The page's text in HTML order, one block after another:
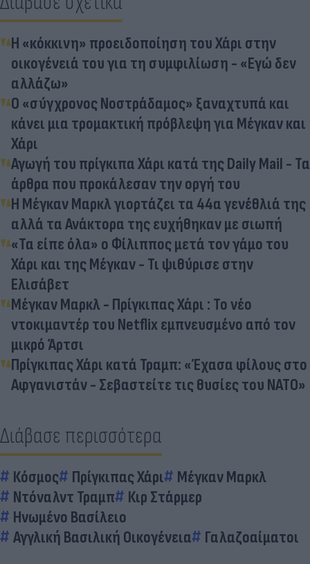
H «κόκκινη» προειδοποίηση του Χάρι στην
οικογένειά του για τη συμφιλίωση - «Εγώ δεν
αλλάζω»
Ο «σύγχρονος Νοστράδαμος» ξαναχτυπά και
κάνει μια τρομακτική πρόβλεψη για Mέγκαν και
Χάρι
Αγωγή του πρίγκιπα Χάρι κατά της Daily Mail - Τα
άρθρα που προκάλεσαν την οργή του
Η Μέγκαν Μαρκλ γιορτάζει τα 44α γενέθλιά της
αλλά τα Ανάκτορα της ευχήθηκαν με σιωπή
«Τα είπε όλα» ο Φίλιππος μετά τον γάμο του
Χάρι και της Μέγκαν - Τι ψιθύρισε στην
Ελισάβετ
Μέγκαν Μαρκλ - Πρίγκιπας Χάρι : Το νέο
ντοκιμαντέρ του Netflix εμπνευσμένο από τον
μικρό Άρτσι
Πρίγκιπας Χάρι κατά Τραμπ: «Έχασα φίλους στο
Αφγανιστάν - Σεβαστείτε τις θυσίες του ΝΑΤΟ»
Διάβασε περισσότερα
Κόσμος Πρίγκιπας Χάρι
Μέγκαν Μαρκλ
Ντόναλντ Τραμπ
Κιρ Στάρμερ
Ηνωμένο Βασίλειο
Αγγλική Βασιλική Οικογένεια
Γαλαζοαίματοι